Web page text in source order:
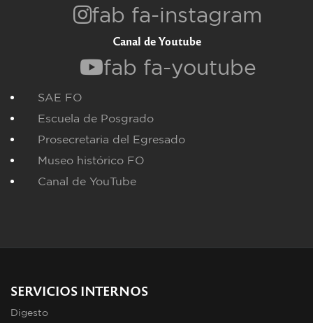
fab fa-instagram
Canal de Youtube
fab fa-youtube
SAE FO
Escuela de Posgrado
Prosecretaria del Egresado
Museo histórico FO
Canal de YouTube
SERVICIOS INTERNOS
Digesto